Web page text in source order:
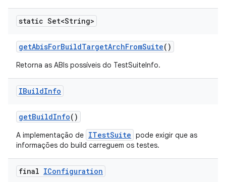
static Set<String>
getAbisForBuildTargetArchFromSuite()
Retorna as ABIs possíveis do TestSuiteInfo.
IBuildInfo
getBuildInfo()
A implementação de ITestSuite pode exigir que as
informações do build carreguem os testes.
final IConfiguration